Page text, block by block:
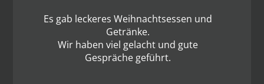
Es gab leckeres Weihnachtsessen und
Getränke.
Wir haben viel gelacht und gute
Gespräche geführt.